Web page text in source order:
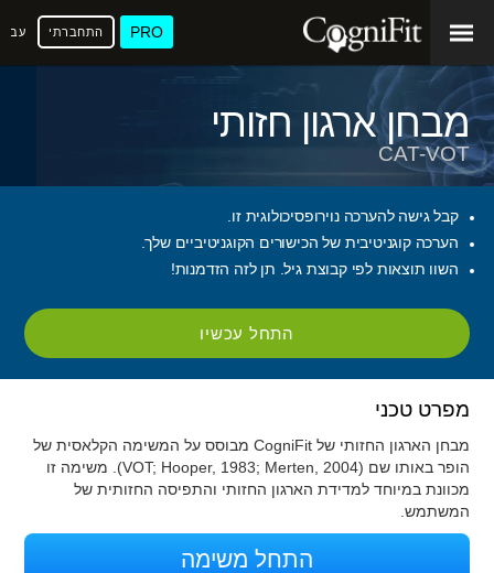
PRO התחברתי
מבחן ארגון חזותי
CAT-VOT
קבל גישה להערכה נוירופסיכולוגית זו.
הערכה קוגניטיבית של הכישורים הקוגניטיביים שלך.
השוו תוצאות לפי קבוצת גיל. תן לזה הזדמנות!
התחל עכשיו
מפרט טכני
מבחן הארגון החזותי של CogniFit מבוסס על המשימה הקלאסית של
הופר באותו שם (VOT; Hooper, 1983; Merten, 2004). משימה זו
מכוונת במיוחד למדידת הארגון החזותי והתפיסה החזותית של
המשתמש.
התחל משימה